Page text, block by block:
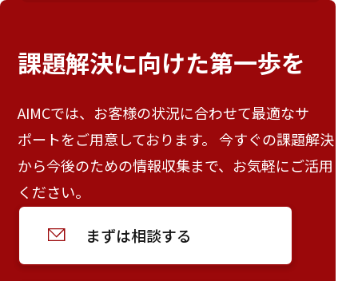
課題解決に向けた第一歩を
AIMCでは、お客様の状況に合わせて最適なサ
ポートをご用意しております。 今すぐの課題解決
から今後のための情報収集まで、お気軽にご活用
ください。
まずは相談する